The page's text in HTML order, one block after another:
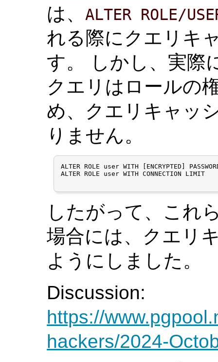
は、
ALTER ROLE/
れる際にクエリキ
す。 しかし、実際
クエリはロールの
め、クエリキャッ
りません。
ALTER ROLE user WITH [ENCRYPTED]
ALTER ROLE user WITH CONNECTION LIMIT
したがって、これ
場合には、クエリ
ようにしました。
Discussion:
https://
hackers/2024-